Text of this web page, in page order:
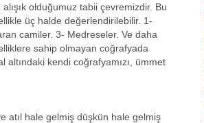
olduğumuz tabii çevremizdir. Bu
üç halde değerlendirilebilir. 1-
camiler. 3- Medreseler. Ve daha
sahip olmayan coğrafyada
kendi coğrafyamızı, ümmet
atıl hale gelmiş düşkün hale gelmiş